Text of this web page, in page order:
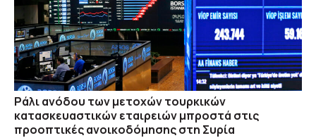
Ράλι ανόδου των μετοχών τουρκικών
κατασκευαστικών εταιρειών μπροστά στις
προοπτικές ανοικοδόμησης στη Συρία